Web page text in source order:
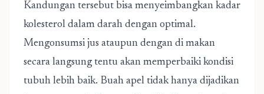
Kandungan tersebut bisa menyeimbangkan kadar
kolesterol dalam darah dengan optimal.
Mengonsumsi jus ataupun dengan di makan
secara langsung tentu akan memperbaiki kondisi
tubuh lebih baik. Buah apel tidak hanya dijadikan